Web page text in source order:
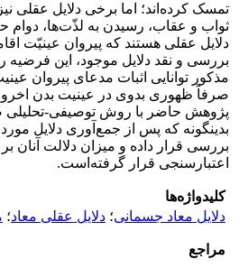
تمسک کرده‌اند؛ اما برخی دلایل عقلی
ثواب و عقاب، رسیدن به لذّت‌ها، دوام
دلایل عقلی هستند که پیروان عینیّت
بررسی و نقد دلایل موجود، این فرضیه
مذکور توانایی اثبات مدعای پیروان
صرفاً ظهوری بدوی در عینیت بدن اخروی
پژوهش حاضر با روش توصیفی-
بدینگونه که پس از جمع‌آوری دلایل
بررسی قرار داده و میزان دلالت آنان
اعتبارسنجی قرار گرفته‌است.
کلیدواژه‌ها
دلایل معاد جسمانی؛ دلایل عقلی معاد؛
مراجع